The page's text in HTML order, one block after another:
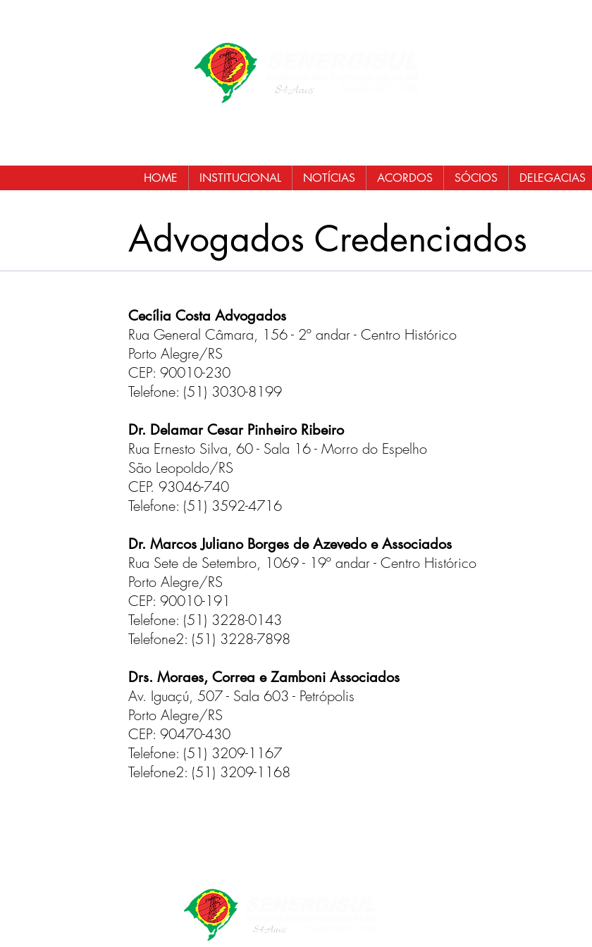
HOME INSTITUCIONAL NOTÍCIAS ACORDOS SÓCIOS DELEGACIAS
Advogados Credenciados
Cecília Costa Advogados
Rua General Câmara, 156 - 2º andar - Centro Histórico
Porto Alegre/RS
CEP: 90010-230
Telefone: (51) 3030-8199
Dr. Delamar Cesar Pinheiro Ribeiro
Rua Ernesto Silva, 60 - Sala 16 - Morro do Espelho
São Leopoldo/RS
CEP. 93046-740
Telefone: (51) 3592-4716
Dr. Marcos Juliano Borges de Azevedo e Associados
Rua Sete de Setembro, 1069 - 19º andar - Centro Histórico
Porto Alegre/RS
CEP: 90010-191
Telefone: (51) 3228-0143
Telefone2: (51) 3228-7898
Drs. Moraes, Correa e Zamboni Associados
Av. Iguaçú, 507 - Sala 603 - Petrópolis
Porto Alegre/RS
CEP: 90470-430
Telefone: (51) 3209-1167
Telefone2: (51) 3209-1168